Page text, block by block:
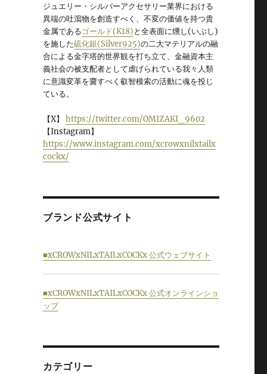
ジュエリー・シルバーアクセサリー業界における
異端の吐瀉物を創造すべく、不変の価値を持つ貴
金属であるゴールド(K18)と全表面に燻し(いぶし)
を施した硫化銀(Silver925)の二大マテリアルの融
合による金字塔的世界観を打ち立て、金融資本主
義社会の被支配者として虐げられている我々人類
に意識変革を齎すべく叡智模索の活動に魂を投じ
ている。
【X】 https://twitter.com/OMIZAKI_9602
【Instagram】
https://www.instagram.com/xcrowxnilxtailx
cockx/
ブランド公式サイト
■xCROWxNILxTAILxCOCKx 公式ウェブサイト
■xCROWxNILxTAILxCOCKx 公式オンラインショ
ップ
カテゴリー